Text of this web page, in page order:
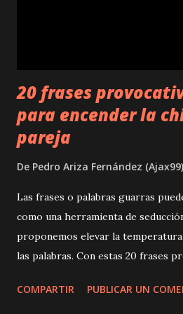
20 frases
para encender la
pareja
De Pedro Ariza Fernández (Ajax99)
Las frases o palabras guarras
como una herramienta de
proponemos elevar la
las palabras. Con estas 20 frases
rincones más profundos de la
COMPARTIR PUBLICAR UN